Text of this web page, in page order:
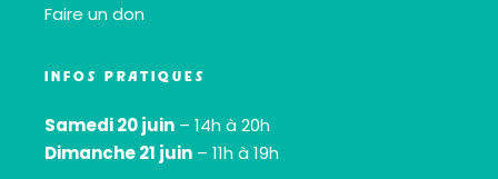
Faire un don
INFOS PRATIQUES
Samedi 20 juin – 14h à 20h
Dimanche 21 juin – 11h à 19h